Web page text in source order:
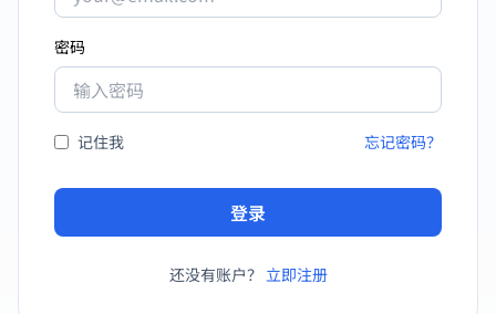
密码
记住我 忘记密码？
登录
还没有账户？ 立即注册